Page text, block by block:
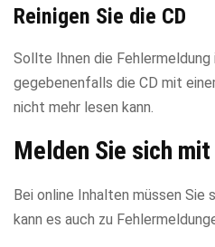
Reinigen Sie die CD
Sollte Ihnen die
gegebenenfalls die CD mit
nicht mehr lesen kann.
Melden Sie sich
Bei online Inhalten müssen
kann es auch zu